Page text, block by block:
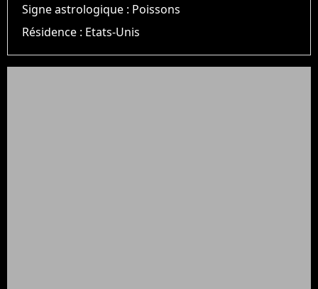
Signe astrologique : Poissons
Résidence : Etats-Unis